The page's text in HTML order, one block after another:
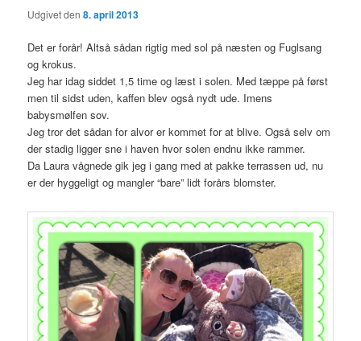
Udgivet den8. april 2013
Det er forår! Altså sådan rigtig med sol på næsten og Fuglsang
og krokus.
Jeg har idag siddet 1,5 time og læst i solen. Med tæppe på først
men til sidst uden, kaffen blev også nydt ude. Imens
babysmølfen sov.
Jeg tror det sådan for alvor er kommet for at blive. Også selv om
der stadig ligger sne i haven hvor solen endnu ikke rammer.
Da Laura vågnede gik jeg i gang med at pakke terrassen ud, nu
er der hyggeligt og mangler “bare” lidt forårs blomster.